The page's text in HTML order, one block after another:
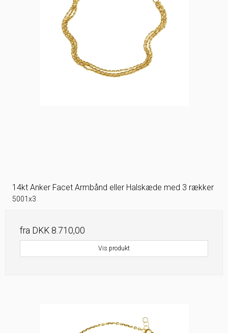
14kt Anker Facet Armbånd eller Halskæde med 3 rækker
5001x3
fra DKK 8.710,00
Vis produkt